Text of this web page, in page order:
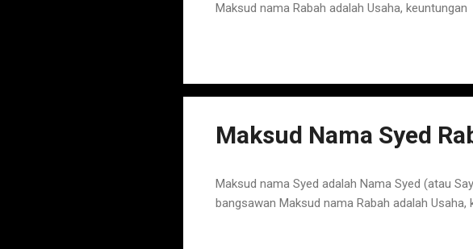
Maksud nama Rabah adalah Usaha, keuntungan
Maksud Nama Syed
Maksud nama Syed adalah Nama Syed (atau
bangsawan Maksud nama Rabah adalah Usaha,